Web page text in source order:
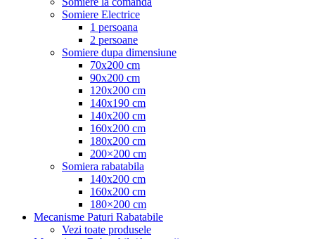
Somiere Electrice
1 persoana
2 persoane
Somiere dupa dimensiune
70x200 cm
90x200 cm
120x200 cm
140x190 cm
140x200 cm
160x200 cm
180x200 cm
200×200 cm
Somiera rabatabila
140x200 cm
160x200 cm
180×200 cm
Mecanisme Paturi Rabatabile
Vezi toate produsele